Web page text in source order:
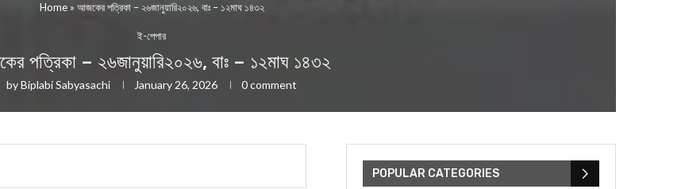
Home» আজকের পত্রিকা – ২৬জানুয়ারি২০২৬, বাঃ – ১২মাঘ ১৪৩২
ই-পেপার
পত্রিকা – ২৬জানুয়ারি২০২৬, বাঃ – ১২মাঘ ১৪৩২
byBiplabi Sabyasachi January 26, 2026 0 comment
POPULAR CATEGORIES